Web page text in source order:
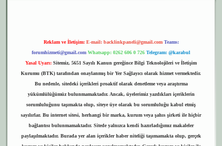
Reklam ve İletişim: E-mail: backlinkpaneli@gmail.com Teams:
forumhizmeti@gmail.com Whatsapp: 0262 606 0 726 Telegram: @karabul
Yasal Uyarı: Sitemiz, 5651 Sayılı Kanun gereğince Bilgi Teknolojileri ve İletişim
Kurumu (BTK) tarafından onaylanmış bir Yer Sağlayıcı olarak hizmet vermektedir.
Bu nedenle, sitedeki içerikleri proaktif olarak denetleme veya araştırma
yükümlülüğümüz bulunmamaktadır. Ancak, üyelerimiz yazdıkları içeriklerin
sorumluluğunu taşımakta olup, siteye üye olarak bu sorumluluğu kabul etmiş
sayılırlar. Bu internet sitesi, herhangi bir marka, kurum veya şahıs şirketi ile hiçbir
bağlantısı bulunmamaktadır. Sitede yalnızca kendi hazırladığımız makaleler
paylaşılmaktadır. Burada yer alan içerikler haber niteliği taşımamakta olup, gerçek